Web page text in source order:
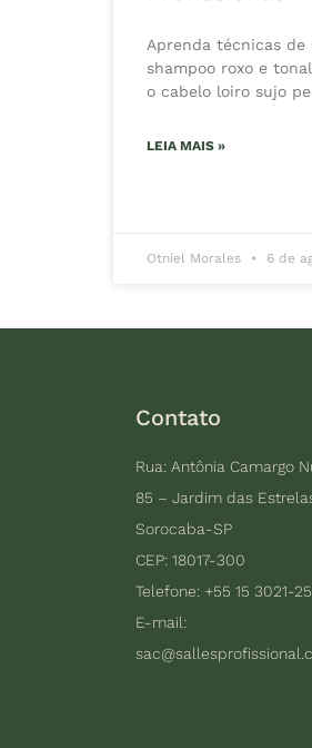
Aprenda técnicas de
shampoo roxo e
o cabelo loiro sujo
LEIA MAIS »
Otniel Morales 6 de
Contato
Rua: Antônia Camargo
85 – Jardim das
Sorocaba-SP
CEP: 18017-300
Telefone: +55 15 3021-
E-mail: